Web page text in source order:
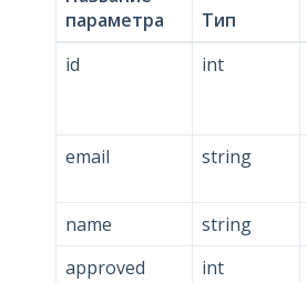
параметра
Тип
id
int
email
string
name
string
approved
int